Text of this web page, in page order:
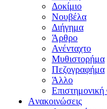
Δοκίμιο
Νουβέλα
Διήγημα
Άρθρο
Ανένταχτο
Μυθιστορήμα
Πεζογραφήμα
Άλλο
Aνακοινώσεις